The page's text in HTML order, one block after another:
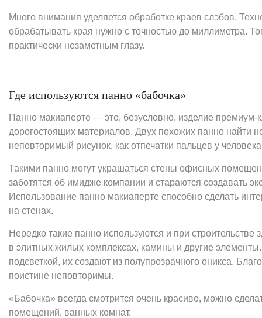
Много внимания уделяется обработке краев слэбов.
обрабатывать края нужно с точностью до миллиметра.
практически незаметным глазу.
Где используются панно «бабочка»
Панно макиаперте — это, безусловно, изделие премиум-
дорогостоящих материалов. Двух похожих панно найти
неповторимый рисунок, как отпечатки пальцев у
Такими панно могут украшаться стены офисных
заботятся об имидже компании и стараются создавать
Использование панно макиаперте способно сделать
на стенах.
Нередко такие панно используются и при
в элитных жилых комплексах, камины и другие
подсветкой, их создают из полупрозрачного оникса.
поистине неповторимы.
«Бабочка» всегда смотрится очень красиво, можно
помещений, ванных комнат.